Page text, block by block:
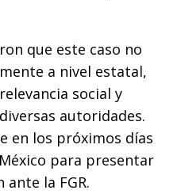
que este caso no
a nivel estatal,
social y
autoridades.
en los próximos días
para presentar
la FGR.